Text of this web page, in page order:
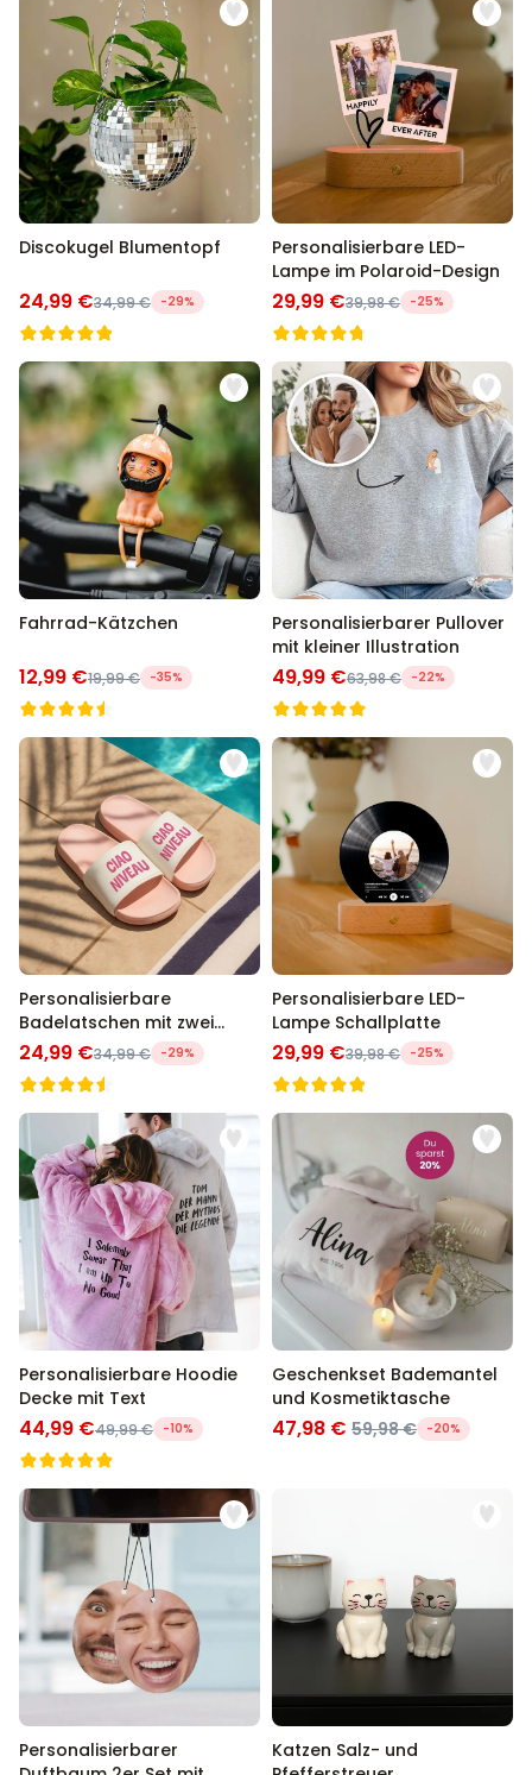
Discokugel Blumentopf
24,99 €34,99 € -29%
Personalisierbare LED-
Lampe im Polaroid-Design
29,99 €39,98 € -25%
Fahrrad-Kätzchen
12,99 €19,99 € -35%
Personalisierbarer Pullover
mit kleiner Illustration
49,99 €63,98 € -22%
Personalisierbare
Badelatschen mit zwei
Zeilen
24,99 €34,99 € -29%
Personalisierbare LED-
Lampe Schallplatte
29,99 €39,98 € -25%
Personalisierbare Hoodie
Decke mit Text
44,99 €49,99 € -10%
Geschenkset Bademantel
und Kosmetiktasche
47,98 € 59,98 € -20%
Personalisierbarer
Katzen Salz- und